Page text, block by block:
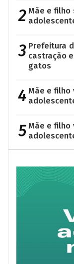
2 Mãe e filho
3 Prefeitura
castração
gatos
4 Mãe e filho
5 Mãe e filho